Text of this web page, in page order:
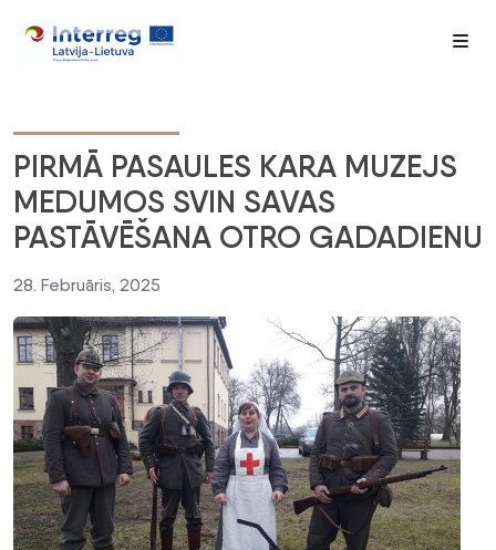
PIRMĀ PASAULES KARA MUZEJS
MEDUMOS SVIN SAVAS
PASTĀVĒŠANA OTRO GADADIENU
28. Februāris, 2025